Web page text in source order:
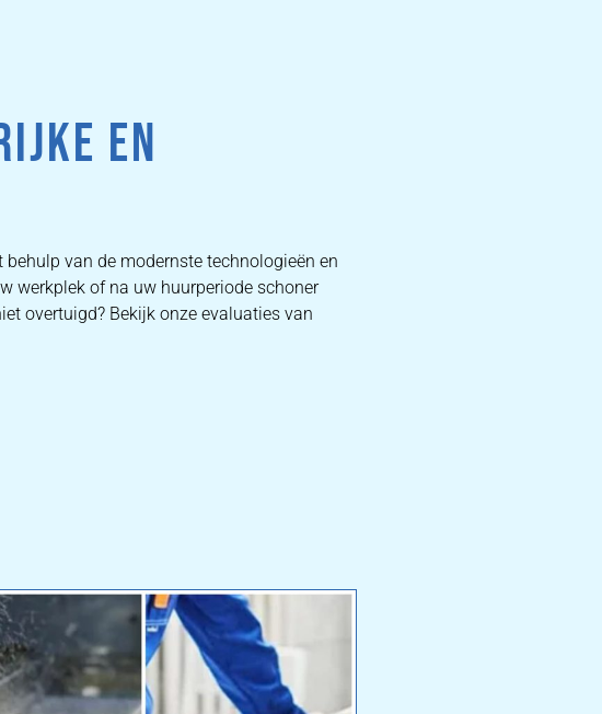
EN
van de modernste technologieën en
werkplek of na uw huurperiode schoner
overtuigd? Bekijk onze evaluaties van